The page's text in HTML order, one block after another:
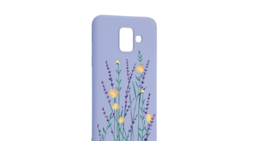
Силиконовый чехол
Soft для Samsung
Galaxy A6 2018 герб
Силиконовый чехол
Soft для Samsung
Galaxy A6 2018
ленивый кот
Силиконовый чехол
Soft для Samsung